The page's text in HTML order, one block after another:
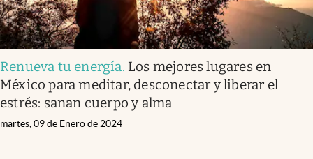
Renueva tu energía. Los mejores lugares en
México para meditar, desconectar y liberar el
estrés: sanan cuerpo y alma
martes, 09 de Enero de 2024